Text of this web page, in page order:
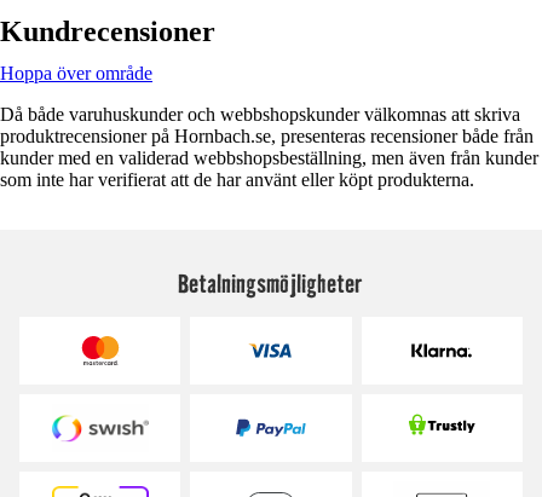
Kundrecensioner
Hoppa över område
Då både varuhuskunder och webbshopskunder välkomnas att skriva
produktrecensioner på Hornbach.se, presenteras recensioner både från
kunder med en validerad webbshopsbeställning, men även från kunder
som inte har verifierat att de har använt eller köpt produkterna.
Betalningsmöjligheter